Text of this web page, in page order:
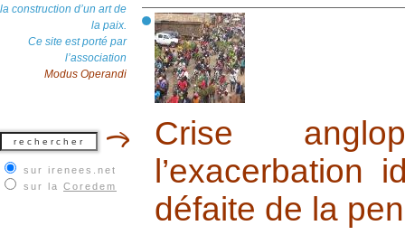
la construction d’un art de
la paix.
Ce site est porté par
l’association
Modus Operandi
sur irenees.net
sur la Coredem
Crise
l’exacerbation
défaite de la